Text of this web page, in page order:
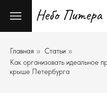
Главная » Статьи »
Как организовать идеальное
крыше Петербурга